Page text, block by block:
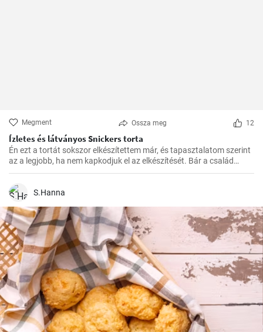
Megment Ossza meg 12
Ízletes és látványos Snickers torta
Én ezt a tortát sokszor elkészítettem már, és tapasztalatom szerint
az a legjobb, ha nem kapkodjuk el az elkészítését. Bár a család
mindig türelmetlenül várja, de megéri kivárni, hogy minden réteg
végeredmény!
S.Hanna